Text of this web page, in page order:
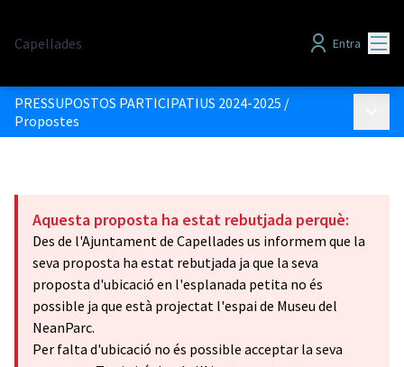
Capellades Entra
PRESSUPOSTOS PARTICIPATIUS 2024-2025 /
Propostes
Aquesta proposta ha estat rebutjada perquè:
Des de l'Ajuntament de Capellades us informem que la
seva proposta ha estat rebutjada ja que la seva
proposta d'ubicació en l'esplanada petita no és
possible ja que està projectat l'espai de Museu del
NeanParc.
Per falta d'ubicació no és possible acceptar la seva